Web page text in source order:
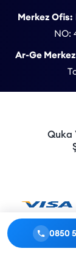
Merkez Ofis:
NO:
Ar-Ge
Quka
0850